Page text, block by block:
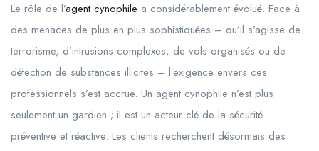
Le rôle de l’agent cynophile a considérablement évolué. Face à
des menaces de plus en plus sophistiquées – qu’il s’agisse de
terrorisme, d’intrusions complexes, de vols organisés ou de
détection de substances illicites – l’exigence envers ces
professionnels s’est accrue. Un agent cynophile n’est plus
seulement un gardien ; il est un acteur clé de la sécurité
préventive et réactive. Les clients recherchent désormais des